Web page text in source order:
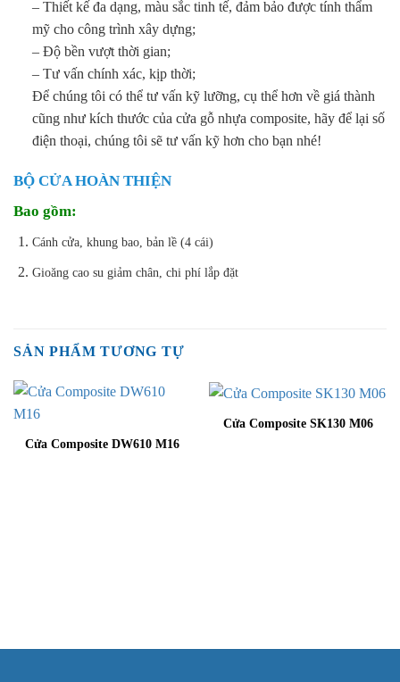
– Thiết kế đa dạng, màu sắc tinh tế, đảm bảo được tính thẩm
mỹ cho công trình xây dựng;
– Độ bền vượt thời gian;
– Tư vấn chính xác, kịp thời;
Để chúng tôi có thể tư vấn kỹ lưỡng, cụ thể hơn về giá thành
cũng như kích thước của cửa gỗ nhựa composite, hãy để lại số
điện thoại, chúng tôi sẽ tư vấn kỹ hơn cho bạn nhé!
BỘ CỬA HOÀN THIỆN
Bao gồm:
Cánh cửa, khung bao, bản lề (4 cái)
Gioăng cao su giảm chân, chi phí lắp đặt
SẢN PHẨM TƯƠNG TỰ
Cửa Composite DW610 M16
Cửa Composite SK130 M06